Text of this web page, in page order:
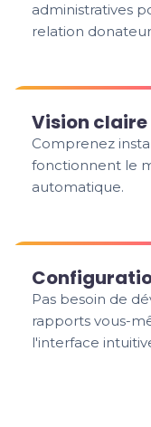
administratives
relation
Vision claire
Comprenez
fonctionnent le
automatique.
Pas besoin de
rapports vous-
l'interface